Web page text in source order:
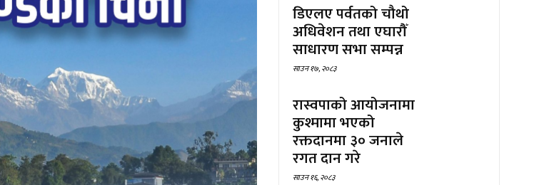
डिएलए पर्वतको चौथो
अधिवेशन तथा एघारौँ
साधारण सभा सम्पन्न
साउन १७, २०८३
रास्वपाको आयोजनामा
कुश्मामा भएको
रक्तदानमा ३० जनाले
रगत दान गरे
साउन १६, २०८३